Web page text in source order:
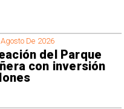
De 2026
del Parque
con inversión